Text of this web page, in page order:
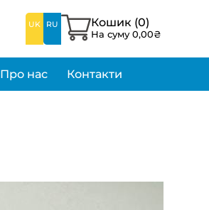
UK RU Кошик (0)
На суму0,00₴
Про нас Контакти